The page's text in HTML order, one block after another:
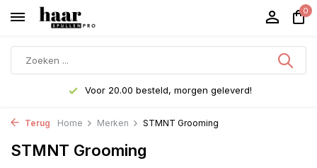
0
Voor 20.00 besteld, morgen geleverd!
Terug Home Merken STMNT Grooming
STMNT Grooming